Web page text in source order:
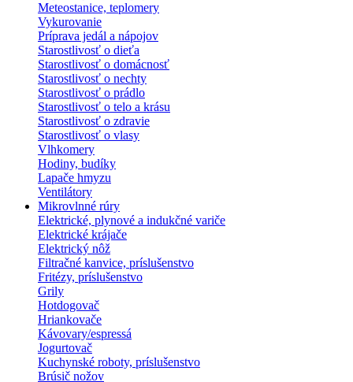
Meteostanice, teplomery
Vykurovanie
Príprava jedál a nápojov
Starostlivosť o dieťa
Starostlivosť o domácnosť
Starostlivosť o nechty
Starostlivosť o prádlo
Starostlivosť o telo a krásu
Starostlivosť o zdravie
Starostlivosť o vlasy
Vlhkomery
Hodiny, budíky
Lapače hmyzu
Ventilátory
Mikrovlnné rúry
Elektrické, plynové a indukčné variče
Elektrické krájače
Elektrický nôž
Filtračné kanvice, príslušenstvo
Fritézy, príslušenstvo
Grily
Hotdogovač
Hriankovače
Kávovary/espressá
Jogurtovač
Kuchynské roboty, príslušenstvo
Brúsič nožov